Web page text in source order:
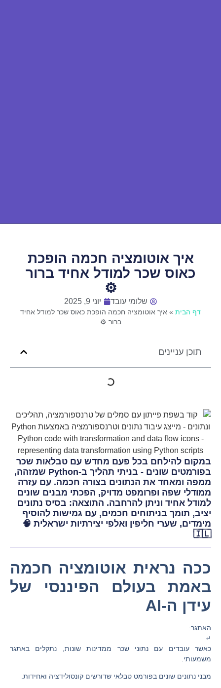
איך אוטומציה חכמה הופכת
כאוס שכר למודל אחיד ברור
⚙️
שלומי עובד יוני 9, 2025
דף הבית » איך אוטומציה חכמה הופכת כאוס שכר למודל אחיד
ברור ⚙️
תוכן עניינים
במקום להילחם בכל פעם מחדש עם טבלאות שכר
בפורמטים שונים - בניתי תהליך ב-Python שמזהה,
ממפה ומאחד את הנתונים בצורה חכמה. עם עזרה
ממודלי שפה ופרומפט מדויק, הפכתי מבנים שונים
למודל אחיד וניתן להרחבה. התוצאה: בסיס נתונים
יציב, תומך בניתוחים חכמים, עם גמישות להוסיף
מימדים, שערי חליפין ואלפי יצירתיות ישראלית 🧠
🇮🇱
ככה נראית אוטומציה חכמה
באמת בעולם הפיננסי של
עידן ה-AI
האתגר:
⤶
כאשר עובדים עם נתוני שכר ממדינות שונות, נתקלים באתגר
משמעותי.
מבני נתונים שונים בפורמט טבלאי שדורשים קונסולידציה ואחידות.